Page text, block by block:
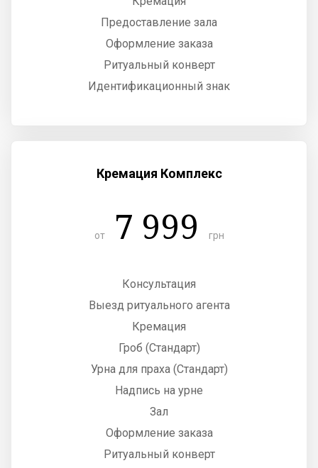
Предоставление зала
Оформление заказа
Ритуальный конверт
Идентификационный знак
Кремация Комплекс
от 7 999 грн
Консультация
Выезд ритуального агента
Кремация
Гроб (Стандарт)
Урна для праха (Стандарт)
Надпись на урне
Зал
Оформление заказа
Ритуальный конверт